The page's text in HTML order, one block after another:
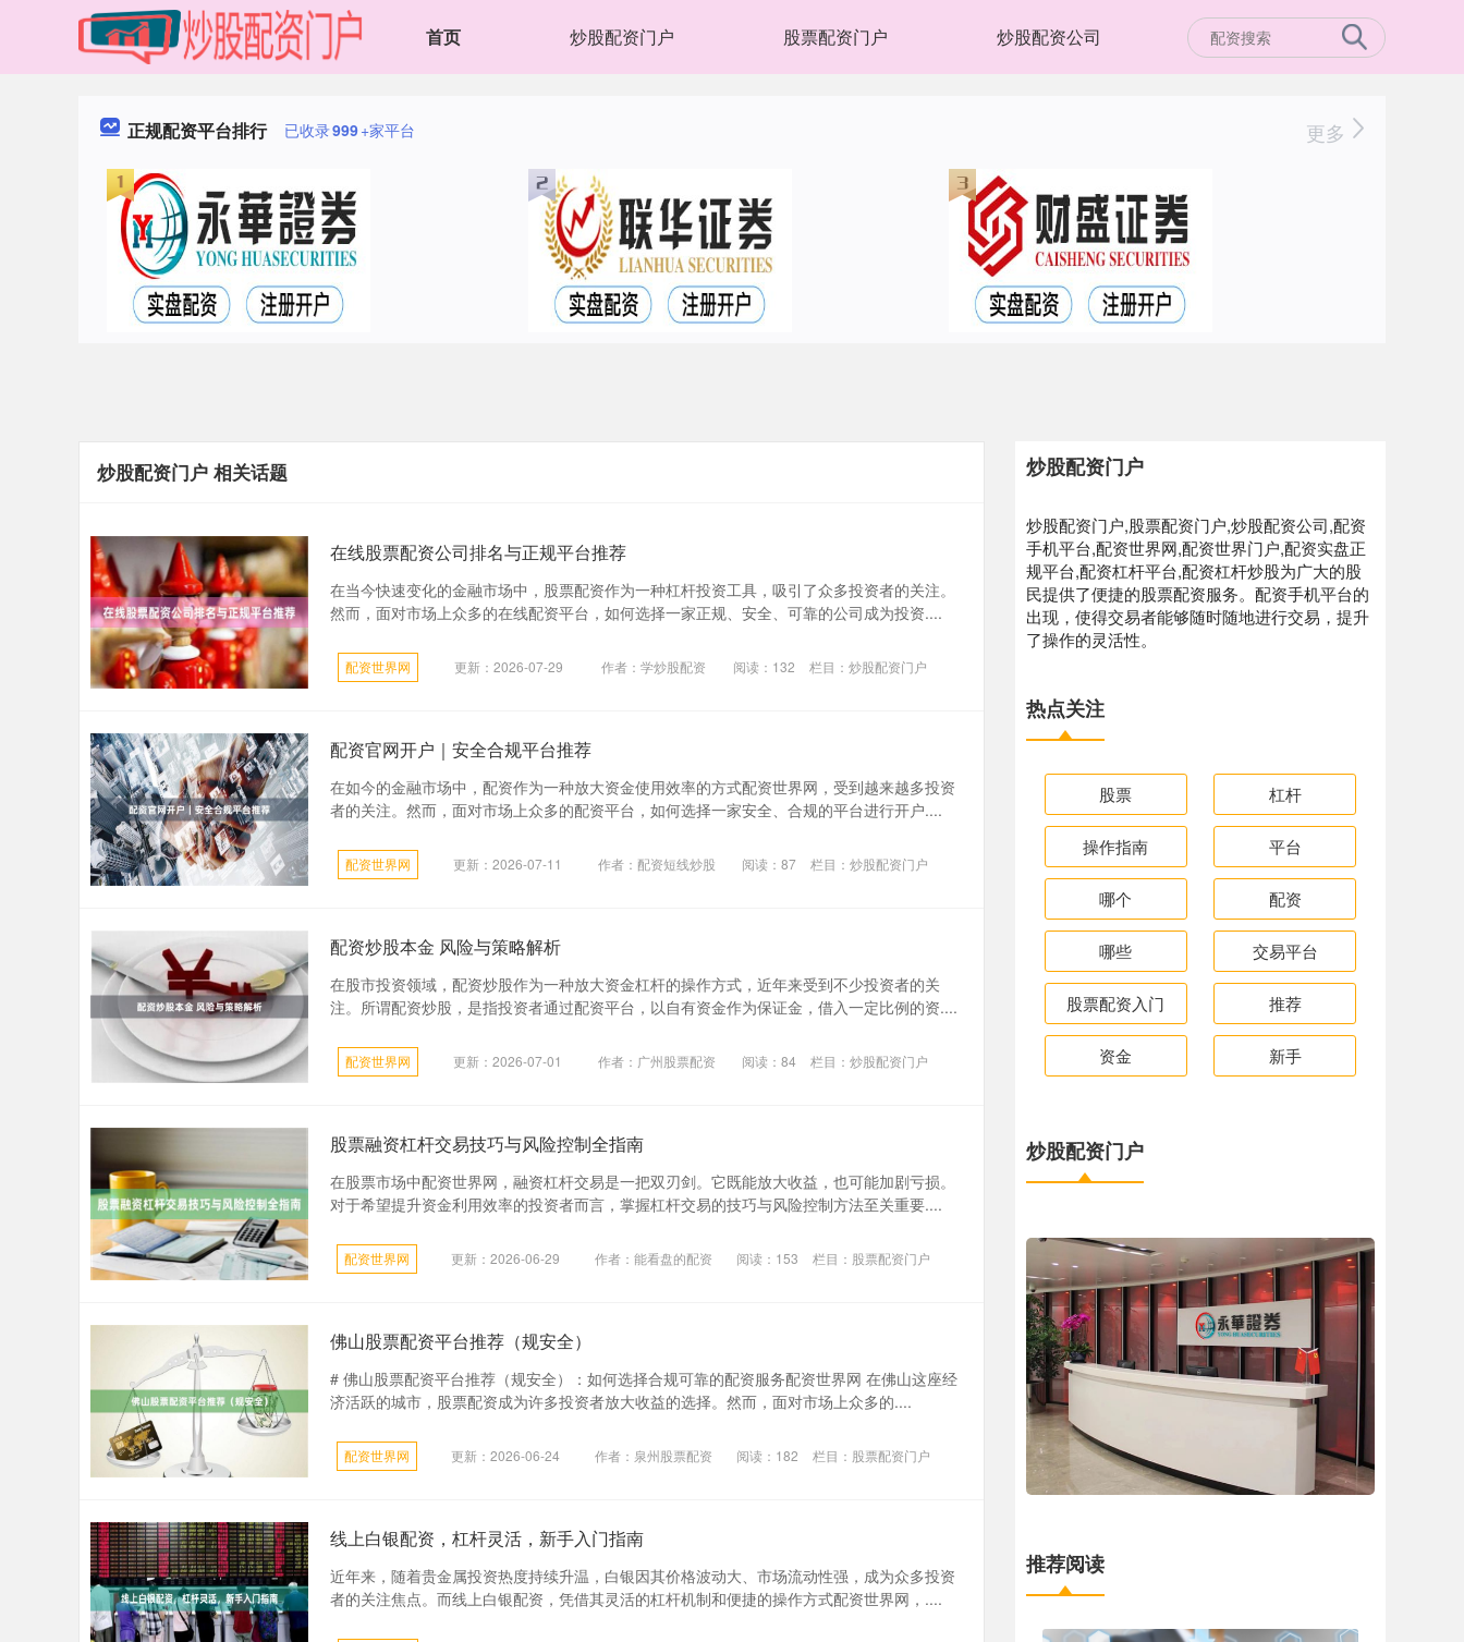
首页 炒股配资门户 股票配资门户 炒股配资公司
正规配资平台排行 已收录999+家平台 更多
炒股配资门户 相关话题
在线股票配资公司排名与正规平台推荐
在当今快速变化的金融市场中，股票配资作为一种杠杆投资工具，吸引了众多投资者的关注。
然而，面对市场上众多的在线配资平台，如何选择一家正规、安全、可靠的公司成为投资....
配资世界网 更新：2026-07-29 作者：学炒股配资 阅读： 132 栏目： 炒股配资门户
配资官网开户｜安全合规平台推荐
在如今的金融市场中，配资作为一种放大资金使用效率的方式配资世界网，受到越来越多投资
者的关注。然而，面对市场上众多的配资平台，如何选择一家安全、合规的平台进行开户....
配资世界网 更新：2026-07-11 作者：配资短线炒股 阅读：87 栏目：炒股配资门户
配资炒股本金 风险与策略解析
在股市投资领域，配资炒股作为一种放大资金杠杆的操作方式，近年来受到不少投资者的关
注。所谓配资炒股，是指投资者通过配资平台，以自有资金作为保证金，借入一定比例的资....
配资世界网 更新：2026-07-01 作者：广州股票配资 阅读：84 栏目：炒股配资门户
股票融资杠杆交易技巧与风险控制全指南
在股票市场中配资世界网，融资杠杆交易是一把双刃剑。它既能放大收益，也可能加剧亏损。
对于希望提升资金利用效率的投资者而言，掌握杠杆交易的技巧与风险控制方法至关重要....
配资世界网 更新：2026-06-29 作者：能看盘的配资 阅读： 153 栏目： 股票配资门户
佛山股票配资平台推荐（规安全）
# 佛山股票配资平台推荐（规安全）：如何选择合规可靠的配资服务配资世界网 在佛山这座经
济活跃的城市，股票配资成为许多投资者放大收益的选择。然而，面对市场上众多的....
配资世界网 更新：2026-06-24 作者：泉州股票配资 阅读： 182 栏目： 股票配资门户
线上白银配资，杠杆灵活，新手入门指南
近年来，随着贵金属投资热度持续升温，白银因其价格波动大、市场流动性强，成为众多投资
者的关注焦点。而线上白银配资，凭借其灵活的杠杆机制和便捷的操作方式配资世界网，....
炒股配资门户
炒股配资门户,股票配资门户,炒股配资公司,配资
手机平台,配资世界网,配资世界门户,配资实盘正
规平台,配资杠杆平台,配资杠杆炒股为广大的股
民提供了便捷的股票配资服务。配资手机平台的
出现，使得交易者能够随时随地进行交易，提升
了操作的灵活性。
热点关注
股票 杠杆
操作指南 平台
哪个 配资
哪些 交易平台
股票配资入门 推荐
资金 新手
炒股配资门户
推荐阅读